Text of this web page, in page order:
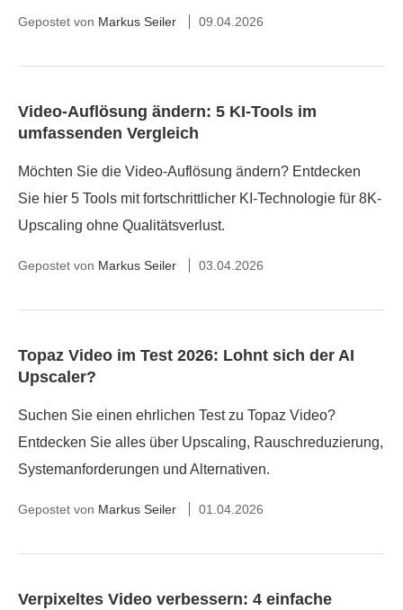
Gepostet von Markus Seiler 09.04.2026
Video-Auflösung ändern: 5 KI-Tools im
umfassenden Vergleich
Möchten Sie die Video-Auflösung ändern? Entdecken
Sie hier 5 Tools mit fortschrittlicher KI-Technologie für 8K-
Upscaling ohne Qualitätsverlust.
Gepostet von Markus Seiler 03.04.2026
Topaz Video im Test 2026: Lohnt sich der AI
Upscaler?
Suchen Sie einen ehrlichen Test zu Topaz Video?
Entdecken Sie alles über Upscaling, Rauschreduzierung,
Systemanforderungen und Alternativen.
Gepostet von Markus Seiler 01.04.2026
Verpixeltes Video verbessern: 4 einfache